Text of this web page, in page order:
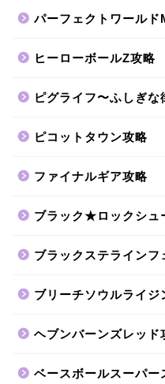
パーフェクトワールド
ヒーローボールZ攻略
ピグライフ〜ふしぎ
ピコットタウン攻略
ファイナルギア攻略
ブラック★ロックシュ
ブラックステラインフ
ブリーチソウルライジ
ヘブンバーンズレッド
ベースボールスーパー